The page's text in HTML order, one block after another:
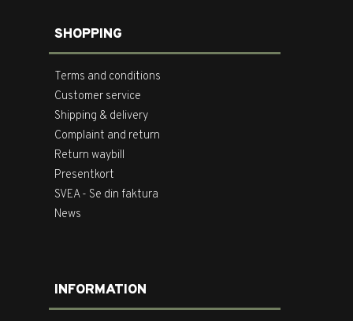
SHOPPING
Terms and conditions
Customer service
Shipping & delivery
Complaint and return
Return waybill
Presentkort
SVEA - Se din faktura
News
INFORMATION